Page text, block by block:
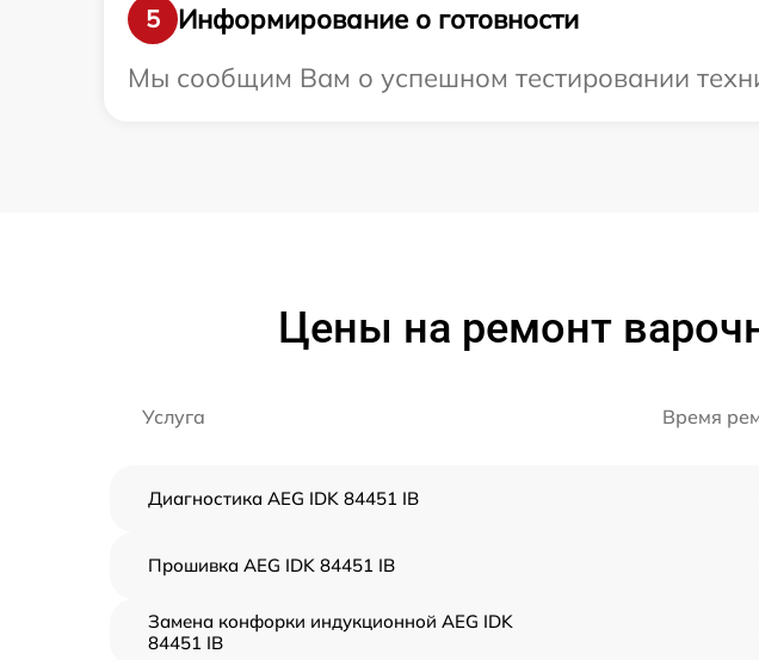
5
Информирование о готовности
Мы сообщим Вам о успешном тестировании
Цены на ремонт
Услуга Время
Диагностика AEG IDK 84451 IB
Прошивка AEG IDK 84451 IB
Замена конфорки индукционной AEG IDK
84451 IB